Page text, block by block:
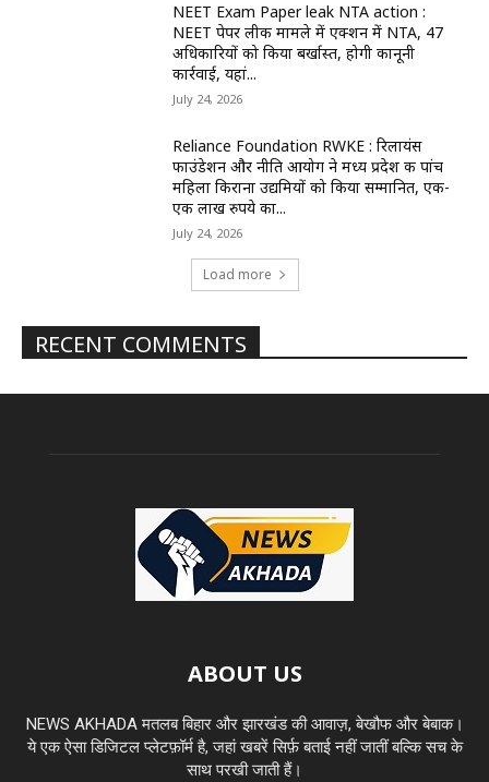
NEET Exam Paper leak NTA action :
NEET पेपर लीक मामले में एक्शन में NTA, 47
अधिकारियों को किया बर्खास्त, होगी कानूनी
कार्रवाई, यहां...
July 24, 2026
Reliance Foundation RWKE : रिलायंस
फाउंडेशन और नीति आयोग ने मध्य प्रदेश की पांच
महिला किराना उद्यमियों को किया सम्मानित, एक-
एक लाख रुपये का...
July 24, 2026
Load more
RECENT COMMENTS
ABOUT US
NEWS AKHADA मतलब बिहार और झारखंड की आवाज़, बेखौफ और बेबाक।
ये एक ऐसा डिजिटल प्लेटफ़ॉर्म है, जहां खबरें सिर्फ़ बताई नहीं जातीं बल्कि सच के
साथ परखी जाती हैं।